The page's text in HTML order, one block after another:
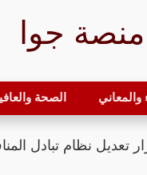
منصة جوا
والمعاني الصحة
تعديل نظام تبادل المنافع